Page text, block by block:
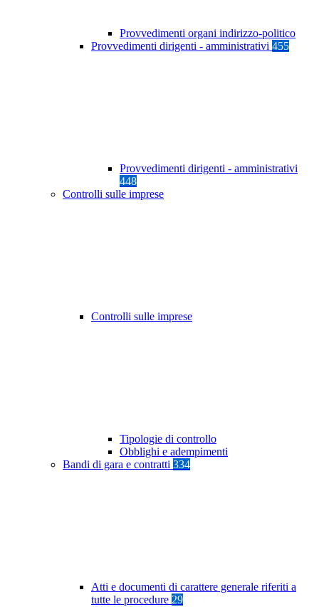
Provvedimenti organi indirizzo-politico
Provvedimenti dirigenti - amministrativi 455
Provvedimenti dirigenti - amministrativi
448
Controlli sulle imprese
Controlli sulle imprese
Tipologie di controllo
Obblighi e adempimenti
Bandi di gara e contratti 334
Atti e documenti di carattere generale riferiti a
tutte le procedure 29